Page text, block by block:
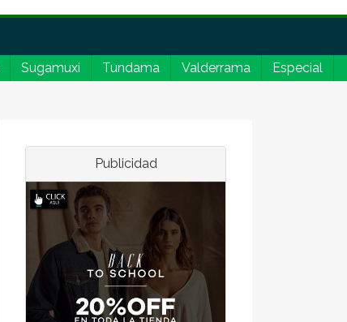
Sugamuxi Tundama Valderrama Especial
Publicidad